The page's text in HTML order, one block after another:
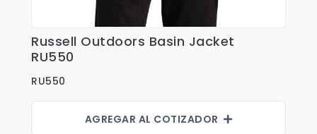
Sweaters
T-shirts
Trabajo
Uncategorized
Ver Detalles
Russell Outdoors Basin Jacket
RU550
RU550
AGREGAR AL COTIZADOR